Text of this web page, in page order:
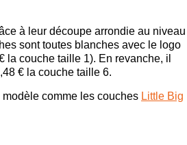
à leur découpe arrondie au niveau
sont toutes blanches avec le logo
la couche taille 1). En revanche, il
€ la couche taille 6.
comme les couches Little Big